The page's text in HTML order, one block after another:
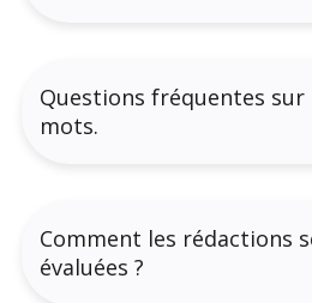
Questions fréquentes sur
mots.
Comment les rédactions
évaluées ?